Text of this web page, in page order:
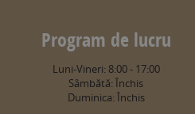
Program de lucru
Luni-Vineri: 8:00 - 17:00
Sâmbătă: Închis
Duminica: Închis